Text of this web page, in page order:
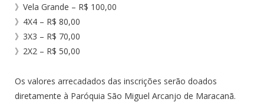
》Vela Grande – R$ 100,00
》4X4 – R$ 80,00
》3X3 – R$ 70,00
》2X2 – R$ 50,00
Os valores arrecadados das inscrições serão doados
diretamente à Paróquia São Miguel Arcanjo de Maracanã.